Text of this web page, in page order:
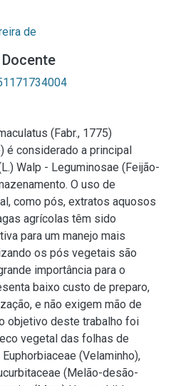
de
(Fabr., 1775)
é considerado a principal
Walp - Leguminosae (Feijão-
O uso de
como pós, extratos aquosos
agrícolas têm sido
para um manejo mais
os pós vegetais são
importância para o
baixo custo de preparo,
e não exigem mão de
objetivo deste trabalho foi
vegetal das folhas de
(Velaminho),
(Melão-desão-